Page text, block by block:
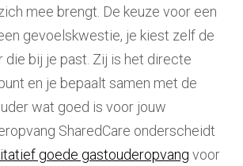
mee brengt. De keuze voor een
gevoelskwestie, je kiest zelf de
die bij je past. Zij is het directe
en je bepaalt samen met de
wat goed is voor jouw
SharedCare onderscheidt
goede gastouderopvang voor